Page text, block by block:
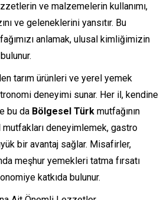
ve malzemelerin kullanımı,
ve geleneklerini yansıtır. Bu
anlamak, ulusal kimliğimizin
tarım ürünleri ve yerel yemek
deneyimi sunar. Her il, kendine
bu da Bölgesel Türk mutfağının
mutfakları deneyimlemek, gastro
bir avantaj sağlar. Misafirler,
meşhur yemekleri tatma fırsatı
katkıda bulunur.